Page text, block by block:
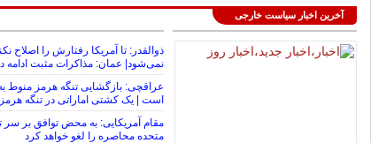
آخرین اخبار سیاست خارجی
ذوالقدر: تا آمریکا رفتارش را اصلاح
نمی‌شود| عمان: مذاکرات مثبت ادامه
عراقچی: بازگشایی تنگه هرمز منوط به
است | یک کشتی اماراتی در تنگه
مقام آمریکایی: به محض توافق بر سر
متحده محاصره را لغو خواهد کرد